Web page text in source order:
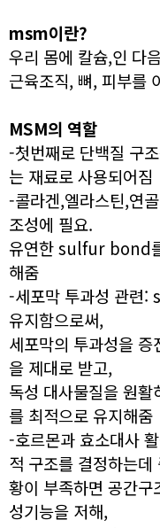
msm이란?
우리 몸에 칼슘,인 다
근육조직, 뼈, 피부를
MSM의 역할
-첫번째로 단백질 구
는 재료로 사용되어짐
-콜라겐,엘라스틴,연
조성에 필요.
유연한 sulfur bond
해줌
-세포막 투과성 관련
유지함으로써,
세포막의 투과성을
을 제대로 받고,
독성 대사물질을 원
를 최적으로 유지해줌
-호르몬과 효소대사
적 구조를 결정하는데
황이 부족하면 공간
성기능을 저해,